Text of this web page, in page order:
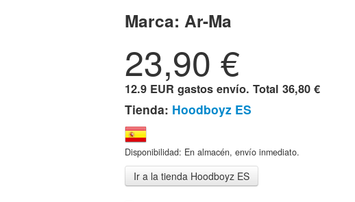
Marca: Ar-Ma
23,90 €
12.9 EUR gastos envío. Total 36,80 €
Tienda: Hoodboyz ES
Disponibilidad: En almacén, envío inmediato.
Ir a la tienda Hoodboyz ES